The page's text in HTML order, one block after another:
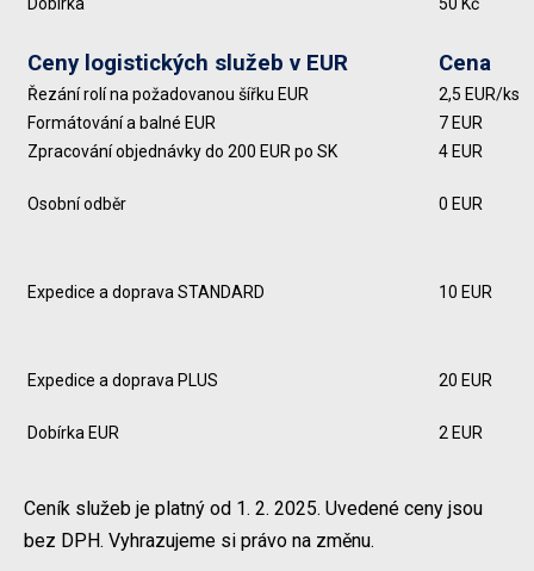
Ceny logistických služeb v EUR Cena
Řezání rolí na požadovanou šířku EUR
2,5 EUR/ks
Formátování a balné EUR
7 EUR
Zpracování objednávky do 200 EUR po SK
4 EUR
Osobní odběr 0 EUR
Expedice a doprava STANDARD 10 EUR
Expedice a doprava PLUS 20 EUR
Dobírka EUR 2 EUR
Ceník služeb je platný od 1. 2. 2025. Uvedené ceny jsou
bez DPH. Vyhrazujeme si právo na změnu.